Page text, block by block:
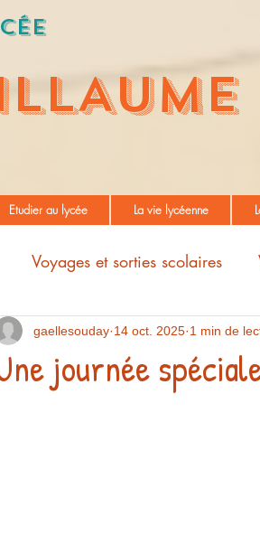
Etudier au lycée La vie lycéenne
Voyages et sorties scolaires
journée
gaellesouday 14 oct. 2025 1 min de